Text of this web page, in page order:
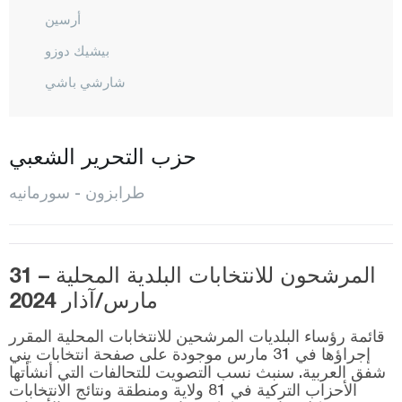
أرسين
بيشيك دوزو
شارشي باشي
ديرين بازاري
هايرات
ماشكا
أوف
أورطا حصار
شالي بازاري
حزب التحرير الشعبي
طرابزون - سورمانيه
المرشحون للانتخابات البلدية المحلية – 31
مارس/آذار 2024
قائمة رؤساء البلديات المرشحين للانتخابات المحلية المقرر
إجراؤها في 31 مارس موجودة على صفحة انتخابات يني
شفق العربية. سنبث نسب التصويت للتحالفات التي أنشأتها
الأحزاب التركية في 81 ولاية ومنطقة ونتائج الانتخابات